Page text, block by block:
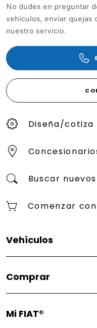
No dudes en preguntar
vehículos, enviar quejas
nuestro servicio.
Diseña/cotiza
Buscar nuevos
Comenzar
Vehículos
FIAT® 500e Giorgio Armani
FIAT® (500e)ᴿᴱᴰ 2025
Todos los vehículos
Comprar
Concesionario
Mi FIAT®